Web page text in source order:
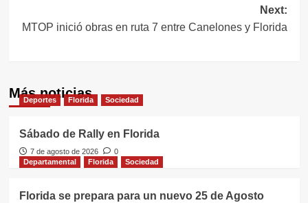
Next:
MTOP inició obras en ruta 7 entre Canelones y Florida
Más noticias
Deportes Florida Sociedad
Sábado de Rally en Florida
7 de agosto de 2026
0
Departamental
Florida Sociedad
Florida se prepara para un nuevo 25 de Agosto